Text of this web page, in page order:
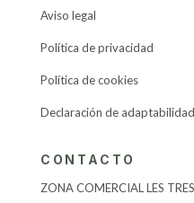
Aviso legal
Política de privacidad
Política de cookies
Declaración de adaptabilidad
CONTACTO
ZONA COMERCIAL LES